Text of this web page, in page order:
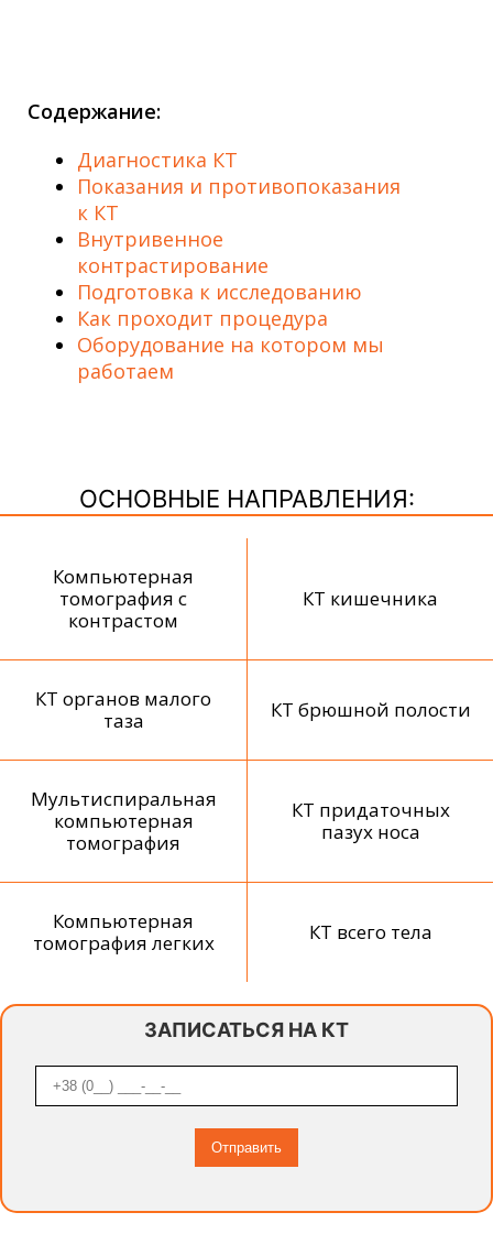
Содержание:
Диагностика КТ
Показания и противопоказания
к КТ
Внутривенное
контрастирование
Подготовка к исследованию
Как проходит процедура
Оборудование на котором мы
работаем
ОСНОВНЫЕ НАПРАВЛЕНИЯ:
Компьютерная
томография с
контрастом
КТ кишечника
КТ органов малого
таза
КТ брюшной полости
Мультиспиральная
компьютерная
томография
КТ придаточных
пазух носа
Компьютерная
томография легких
КТ всего тела
ЗАПИСАТЬСЯ НА КТ